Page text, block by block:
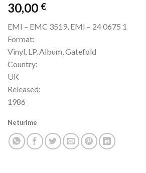
30,00 €
EMI – EMC 3519, EMI – 24 0675 1
Format:
Vinyl, LP, Album, Gatefold
Country:
UK
Released:
1986
Neturime